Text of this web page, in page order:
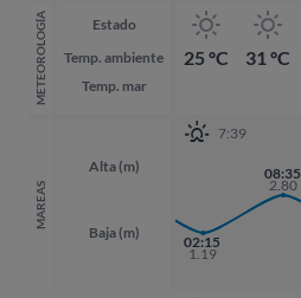
METEOROLOGÍA
Estado
Temp. ambiente
Temp. mar
MAREAS
Alta (m)
Baja (m)
25 ºC 31 ºC
7:39
20:01
02:15
1.19
08:35
2.80